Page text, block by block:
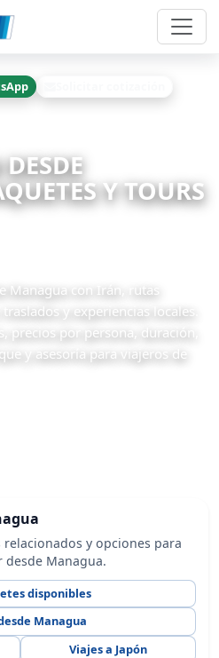
Y TOURS
Managua con Irán, rutas
y experiencias locales.
precios por persona, duración,
y asesoría para viajeros de
y opciones para
Managua.
disponibles
Managua
Viajes a Japón